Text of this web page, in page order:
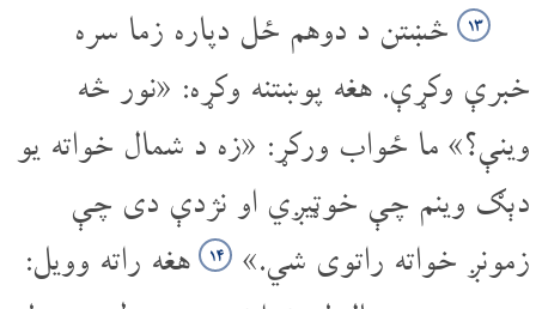
۱۳ څښتن د دوهم ځل دپاره زما سره
خبرې وکړې. هغه پوښتنه وکړه: «نور څه
وینې؟» ما ځواب ورکړ: «زه د شمال خواته یو
دېګ وینم چې خوټیږي او نژدې دی چې
زمونږ خواته راتوی شي.»
۱۴ هغه راته وویل: